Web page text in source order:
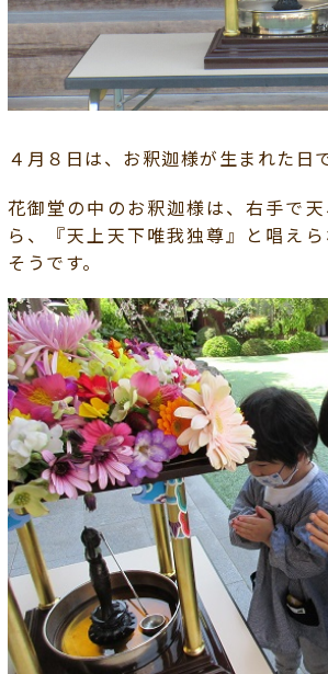
４月８日は、お釈迦様が生まれた日で
花御堂の中のお釈迦様は、右手で
ら、『天上天下唯我独尊』と唱え
そうです。